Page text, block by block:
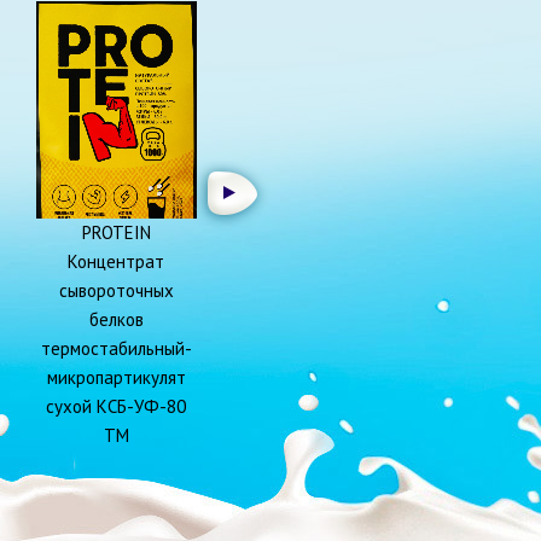
PROTEIN
Концентрат
сывороточных
белков
термостабильный-
микропартикулят
сухой КСБ-УФ-80
ТМ